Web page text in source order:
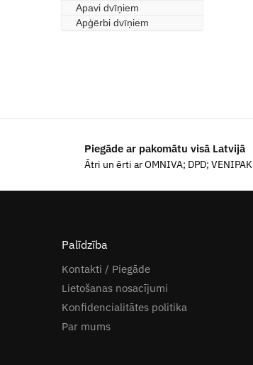
Apavi dvīņiem
–
Apģērbi dvīņiem
–
Piegāde ar pakomātu visā Latvijā
Ātri un ērti ar OMNIVA; DPD; VENIPAK
Palīdzība
Kontakti / Piegāde
Lietošanas nosacījumi
Konfidencialitātes politika
Par mums